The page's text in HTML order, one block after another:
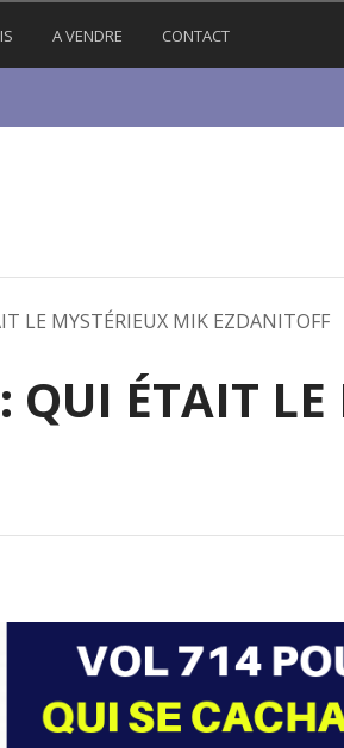
A VENDRE CONTACT
LE MYSTÉRIEUX MIK EZDANITOFF
ÉTAIT LE